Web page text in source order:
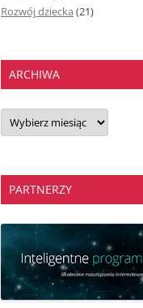
Rozwój dziecka (21)
ARCHIWA
Archiwa
PARTNERZY